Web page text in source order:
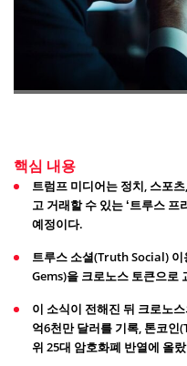
핵심 내용
트럼프 미디어는 정치, 스포
고 거래할 수 있는 ‘트루스
예정이다.
트루스 소셜(Truth Social)
Gems)을 크로노스 토큰으로
이 소식이 전해진 뒤 크로노
억6천만 달러를 기록, 톤코
위 25대 암호화폐 반열에 올